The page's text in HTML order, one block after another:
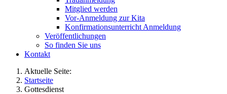
Mitglied werden
Vor-Anmeldung zur Kita
Konfirmationsunterricht Anmeldung
Veröffentlichungen
So finden Sie uns
Kontakt
Aktuelle Seite:
Startseite
Gottesdienst